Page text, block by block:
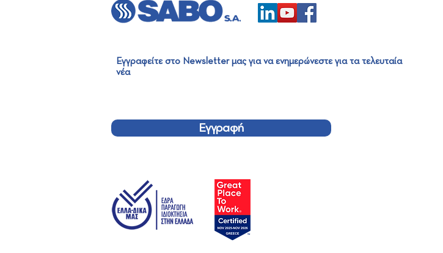
Εγγραφείτε στο Newsletter μας για να ενημερώνεστε για τα τελευταία
νέα
Εγγραφή